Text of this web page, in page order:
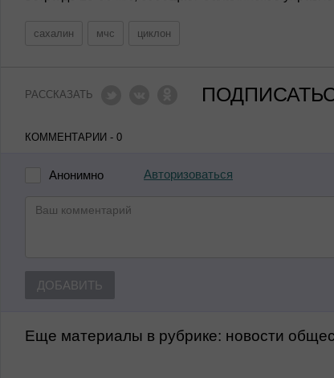
сахалин мчс циклон
РАССКАЗАТЬ
КОММЕНТАРИИ - 0
Анонимно Авторизоваться
ДОБАВИТЬ
Еще материалы в рубрике: Новости